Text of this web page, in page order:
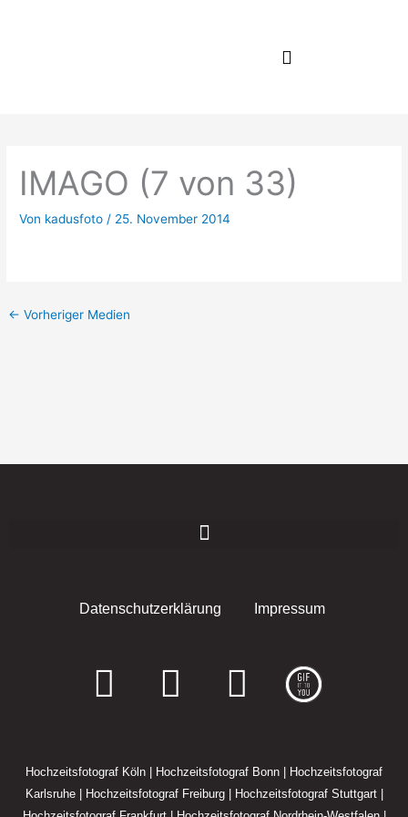
IMAGO (7 von 33)
Von kadusfoto / 25. November 2014
← Vorheriger Medien
Datenschutzerklärung Impressum
F
c
e
I
s
t
E
v
e
Hochzeitsfotograf Köln Hochzeitsfotograf Bonn
Hochzeitsfotograf
Karlsruhe| Hochzeitsfotograf Freiburg| Hochzeitsfotograf Stuttgart|